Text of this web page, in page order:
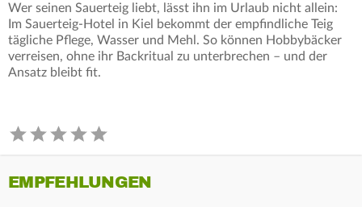
Wer seinen Sauerteig liebt, lässt ihn im Urlaub nicht allein:
Im Sauerteig-Hotel in Kiel bekommt der empfindliche Teig
tägliche Pflege, Wasser und Mehl. So können Hobbybäcker
verreisen, ohne ihr Backritual zu unterbrechen – und der
Ansatz bleibt fit.
EMPFEHLUNGEN